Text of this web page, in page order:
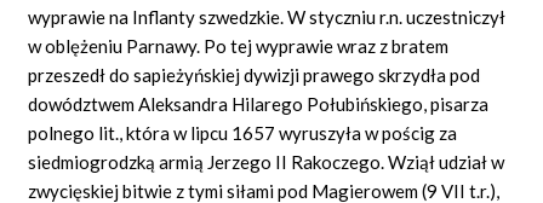
wyprawie na Inflanty szwedzkie. W styczniu r.n. uczestniczył
w oblężeniu Parnawy. Po tej wyprawie wraz z bratem
przeszedł do sapieżyńskiej dywizji prawego skrzydła pod
dowództwem Aleksandra Hilarego Połubińskiego, pisarza
polnego lit., która w lipcu 1657 wyruszyła w pościg za
siedmiogrodzką armią Jerzego II Rakoczego. Wziął udział w
zwycięskiej bitwie z tymi siłami pod Magierowem (9 VII t.r.),